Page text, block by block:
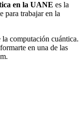
en la UANE es la
para trabajar en la
computación cuántica.
en una de las